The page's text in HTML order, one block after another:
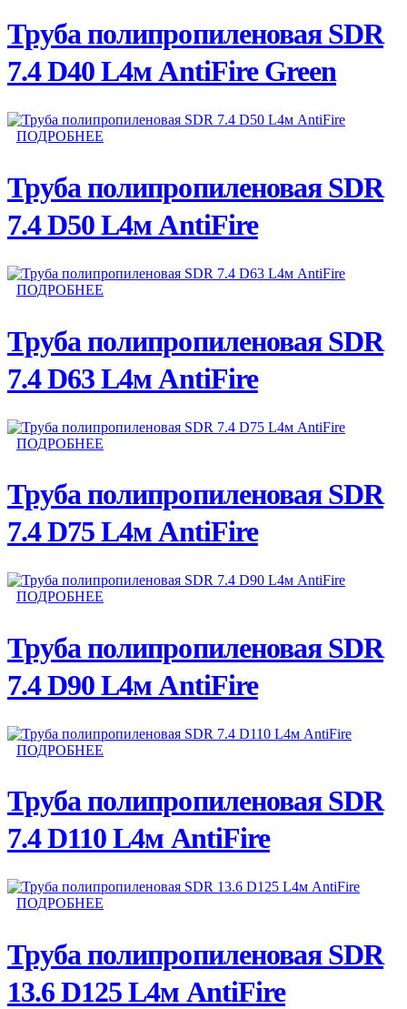
Труба полипропиленовая SDR
7.4 D40 L4м AntiFire Green
ПОДРОБНЕЕ
Труба полипропиленовая SDR
7.4 D50 L4м AntiFire
ПОДРОБНЕЕ
Труба полипропиленовая SDR
7.4 D63 L4м AntiFire
ПОДРОБНЕЕ
Труба полипропиленовая SDR
7.4 D75 L4м AntiFire
ПОДРОБНЕЕ
Труба полипропиленовая SDR
7.4 D90 L4м AntiFire
ПОДРОБНЕЕ
Труба полипропиленовая SDR
7.4 D110 L4м AntiFire
ПОДРОБНЕЕ
Труба полипропиленовая SDR
13.6 D125 L4м AntiFire